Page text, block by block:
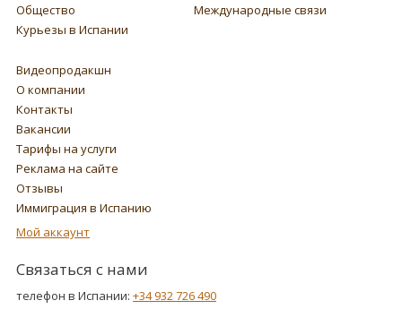
Общество
Международные связи
Курьезы в Испании
Видеопродакшн
О компании
Контакты
Вакансии
Тарифы на услуги
Реклама на сайте
Отзывы
Иммиграция в Испанию
Мой аккаунт
Связаться с нами
телефон в Испании: +34 932 726 490